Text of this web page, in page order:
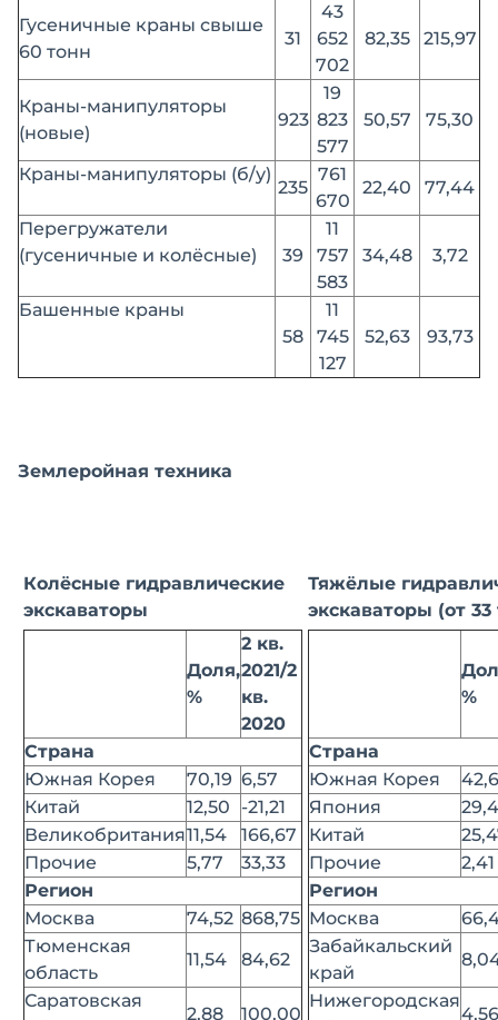
Гусеничные краны свыше
60 тонн
31
43
652
702
82,35 215,97
Краны-манипуляторы
(новые)
923
19
823
577
50,57 75,30
Краны-манипуляторы (б/у)
235
761
670
22,40
77,44
Перегружатели
(гусеничные и колёсные)
39
11
757
583
34,48 3,72
Башенные краны
58
11
745
127
52,63 93,73
Землеройная техника
Колёсные гидравлические
экскаваторы
Тяжёлые
экскаваторы (от 33
Доля,
%
2 кв.
2021/2
кв.
2020
Страна
Южная Корея
70,19 6,57
Китай
12,50
-21,21
Великобритания11,54
166,67
Прочие
5,77
33,33
Регион
Москва
74,52 868,75
Тюменская
область
11,54
84,62
Саратовская
2,88 100,00
%
Страна
Южная Корея
Япония
Китай
Прочие
2,41
Регион
Москва
Забайкальский
край
Нижегородская
4,56